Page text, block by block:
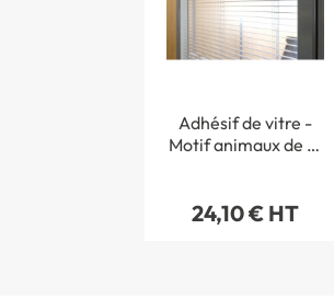
Adhésif de vitre -
Motif animaux de la
24,10 € HT